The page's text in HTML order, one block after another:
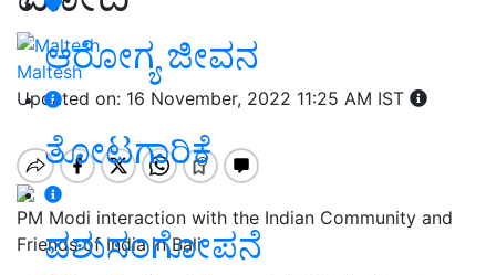
ಆರೋಗ್ಯ ಜೀವನ
ತೋಟಗಾರಿಕೆ
ಪಶುಸಂಗೋಪನೆ
Maltesh
Updated on: 16 November, 2022 11:25 AM IST
PM Modi interaction with the Indian Community and
Friends of India in Bali